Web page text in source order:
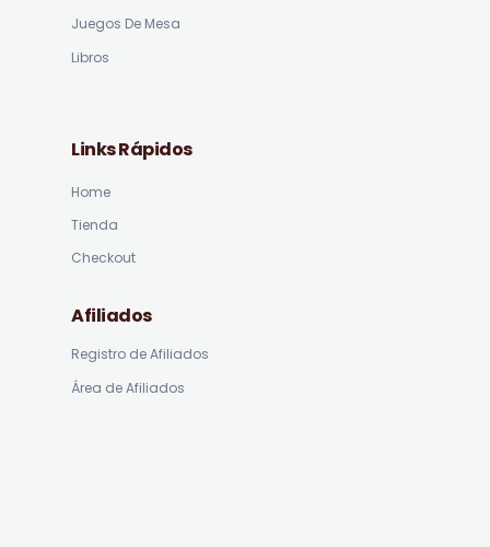
Juegos De Mesa
Libros
Links Rápidos
Home
Tienda
Checkout
Afiliados
Registro de Afiliados
Área de Afiliados